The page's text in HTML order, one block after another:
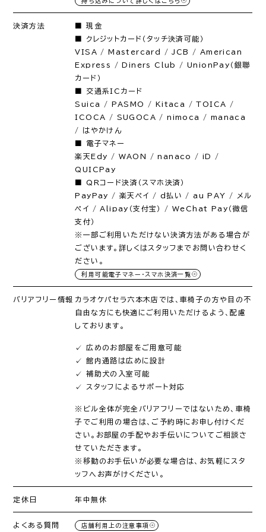
決済方法
■ 現金
■ クレジットカード（タッチ決済可能）
VISA / Mastercard / JCB / American
Express / Diners Club / UnionPay（銀聯
カード）
■ 交通系ICカード
Suica / PASMO / Kitaca / TOICA /
ICOCA / SUGOCA / nimoca / manaca
/ はやかけん
■ 電子マネー
楽天Edy / WAON / nanaco / iD /
QUICPay
■ QRコード決済（スマホ決済）
PayPay / 楽天ペイ / d払い / au PAY / メル
ペイ / Alipay（支付宝） / WeChat Pay（微信
支付）
※一部ご利用いただけない決済方法がある場合が
ございます。詳しくはスタッフまでお問い合わせく
ださい。
利用可能電子マネー・スマホ決済一覧
バリアフリー情報 カラオケパセラ六本木店では、車椅子の方や目の不
自由な方にも快適にご利用いただけるよう、配慮
しております。
✓ 広めのお部屋をご用意可能
✓ 館内通路は広めに設計
✓ 補助犬の入室可能
✓ スタッフによるサポート対応
※ビル全体が完全バリアフリーではないため、車椅
子でご利用の場合は、ご予約時にお申し付けくだ
さい。お部屋の手配やお手伝いについてご相談さ
せていただきます。
※移動のお手伝いが必要な場合は、お気軽にスタ
ッフへお声がけください。
定休日 年中無休
よくある質問 店舗利用上の注意事項